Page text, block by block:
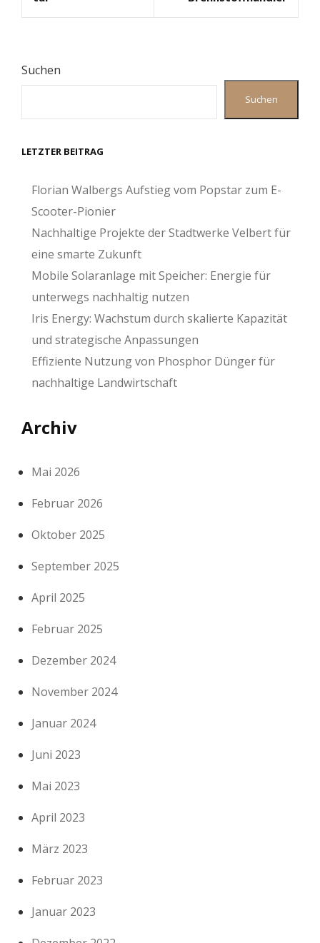
Suchen
Suchen
LETZTER BEITRAG
Florian Walbergs Aufstieg vom Popstar zum E-
Scooter-Pionier
Nachhaltige Projekte der Stadtwerke Velbert für
eine smarte Zukunft
Mobile Solaranlage mit Speicher: Energie für
unterwegs nachhaltig nutzen
Iris Energy: Wachstum durch skalierte Kapazität
und strategische Anpassungen
Effiziente Nutzung von Phosphor Dünger für
nachhaltige Landwirtschaft
Archiv
Mai 2026
Februar 2026
Oktober 2025
September 2025
April 2025
Februar 2025
Dezember 2024
November 2024
Januar 2024
Juni 2023
Mai 2023
April 2023
März 2023
Februar 2023
Januar 2023